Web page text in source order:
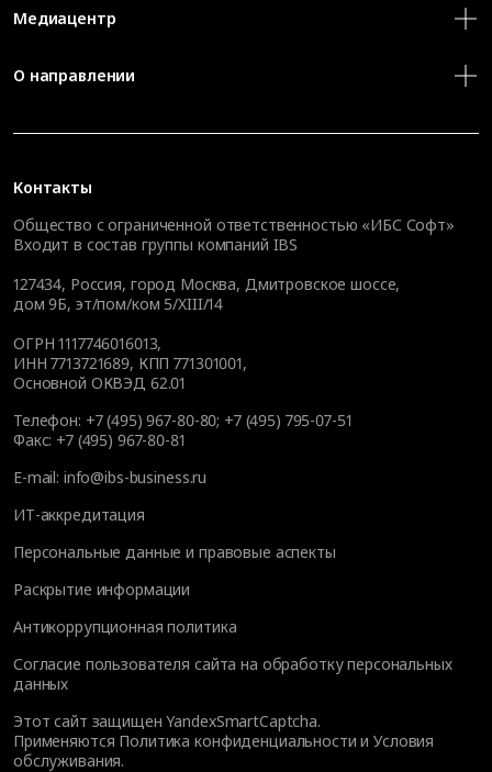
Контакты
Общество с ограниченной ответственностью «ИБС Софт»
Входит в состав группы компаний IBS
127434, Россия, город Москва, Дмитровское шоссе,
дом 9Б, эт/пом/ком 5/XIII/14
ОГРН 1117746016013,
ИНН 7713721689, КПП 771301001,
Основной ОКВЭД 62.01
Телефон: +7 (495) 967-80-80; +7 (495) 795-07-51
Факс: +7 (495) 967-80-81
E-mail: info@ibs-business.ru
ИТ-аккредитация
Персональные данные и правовые аспекты
Раскрытие информации
Антикоррупционная политика
Согласие пользователя сайта на обработку персональных
данных
Этот сайт защищен YandexSmartCaptcha.
Применяются Политика конфиденциальности иУсловия
обслуживания.
Медиацентр
О направлении